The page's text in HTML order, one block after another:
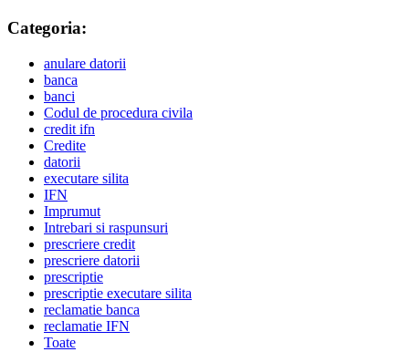
Categoria:
anulare datorii
banca
banci
Codul de procedura civila
credit ifn
Credite
datorii
executare silita
IFN
Imprumut
Intrebari si raspunsuri
prescriere credit
prescriere datorii
prescriptie
prescriptie executare silita
reclamatie banca
reclamatie IFN
Toate